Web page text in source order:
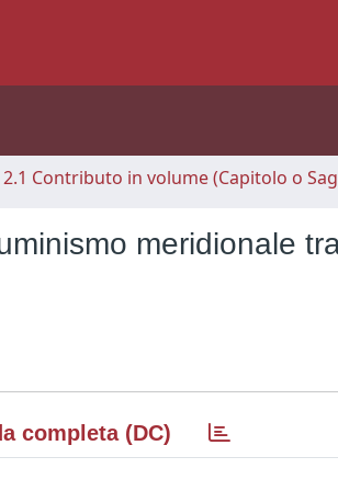
2.1 Contributo in volume (Capitolo o
meridionale
completa (DC)